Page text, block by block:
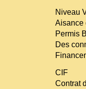
Niveau
Aisance
Permis
Des
CIF
Contrat